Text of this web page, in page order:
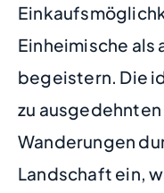
Einheimische als
begeistern. Die
zu
Wanderungen
Landschaft ein,